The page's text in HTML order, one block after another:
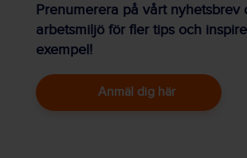
Prenumerera på vårt nyhetsbrev
arbetsmiljö för fler tips och
exempel!
Anmäl dig här